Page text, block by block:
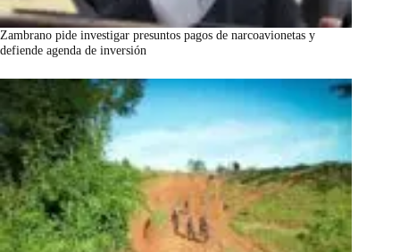
Zambrano pide investigar presuntos pagos de narcoavionetas y
defiende agenda de inversión